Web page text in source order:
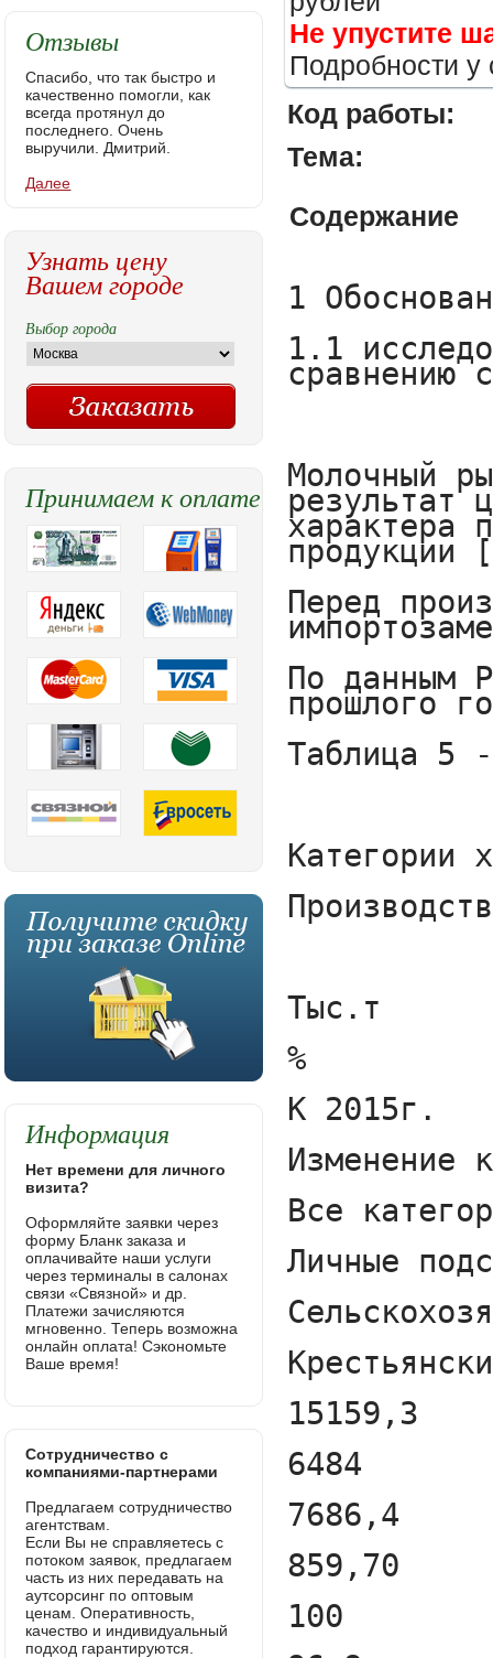
Не упустите
Подробности
Код работы:
Тема:
Содержание
1 Обоснование инвестиционного предложения

1.1 исследование и анализ рынка продуктов питания животного происхождения, наименование и характеристика продукции, отличия и конкурентные преимущества по сравнению с товарами-аналогами



Молочный рынок один из самых регулируемых в мире, неудивительно, что становление и нормальное функционирование молочных секторов разных стран зачастую результат целенаправленного воздействия государства. Из всех животноводческих отраслей молочная является самой сложной для регулирования в силу непрерывного характера производства и потребления молока. Специфика рынка также заключается в развитой системе переработки молока и широком ассортименте производимой продукции [23].

Перед производителями молока и молочных продуктов государство сегодня ставит противоречивые задачи: увеличить объемы производства, обеспечив импортозамещение, и при этом не допустить роста розничных цен.

По данным Росстата, валовые надои молока в стране по итогам I полугодия 2016 года составили 15159,3 тысяч тонн, что соответствует объемам за тот же период прошлого года (таблица 5).

Таблица 5 - Валовые надои молока в РФ по итогам I полугодия 2016 года



Категории хозяйства

Производство молока



Тыс.т

%

К 2015г.

Изменение к I полугодию 2015 г., тыс. т

Все категории хозяйств

Личные подсобные хозяйства

Сельскохозяйственные предприятия

Крестьянские (фермерские хозяйства)

15159,3

6484

7686,4

859,70

100

96,8

102,3

106,6

На прежнем уровне

-216,7

+175,4

+35,9



Как известно, Минсельхоз пытается исправить статистику по личным подсобным хозяйствам, поэтому имеет смысл рассматривать ситуацию в категории сельскохозяйственных предприятий – основных поставщиках молока на переработку, как наиболее реалистичную и важную для перерабатывающей промышленности.

Вопреки пессимистичным прогнозам ведущих игроков ситуация с производством молока в этой категории остается стабильной, несмотря на продолжающееся сокращение поголовья коров. Тренд медленного роста надоев, наметившийся в 2014 году после падения до 14 млн т в 2013 году, сохраняется. Ежемесячный прирост молока в I полугодии 2016 года колебался около отметки в 2 %. (Рис. 18,19 ) 



Рисунок 18 - Динамика производства молока в сельскохозяйственных предприятиях РФ, тыс.т





Рисунок 19 - Прирост молока за полугодие 2016 года

По данным Росстата, надои молока в сельскохозяйственных предприятиях достигли 7686.4 тыс. т, что составило 102,3 % от объемов за тот же период 2015 г. Сезонность производства
Отзывы
Спасибо, что так быстро и
качественно помогли, как
всегда протянул до
последнего. Очень
выручили. Дмитрий.
Далее
Узнать цену
Вашем городе
Выбор города
Принимаем к оплате
Информация
Нет времени для личного
визита?
Оформляйте заявки через
форму Бланк заказа и
оплачивайте наши услуги
через терминалы в салонах
связи «Связной» и др.
Платежи зачисляются
мгновенно. Теперь возможна
онлайн оплата! Сэкономьте
Ваше время!
Сотрудничество с
компаниями-партнерами
Предлагаем сотрудничество
агентствам.
Если Вы не справляетесь с
потоком заявок, предлагаем
часть из них передавать на
аутсорсинг по оптовым
ценам. Оперативность,
качество и индивидуальный
подход гарантируются.